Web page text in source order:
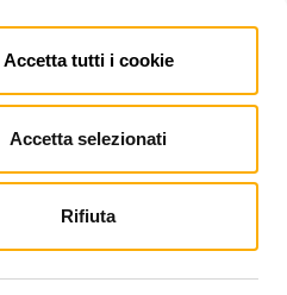
Accetta tutti i cookie
Accetta selezionati
Rifiuta